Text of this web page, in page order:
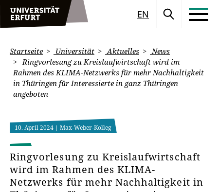
EN
Startseite Universität Aktuelles
News
Ringvorlesung zu Kreislaufwirtschaft wird im
Rahmen des KLIMA-Netzwerks für mehr Nachhaltigkeit
in Thüringen für Interessierte in ganz Thüringen
angeboten
10. April 2024 | Max-Weber-Kolleg
Ringvorlesung zu Kreislaufwirtschaft
wird im Rahmen des KLIMA-
Netzwerks für mehr Nachhaltigkeit in